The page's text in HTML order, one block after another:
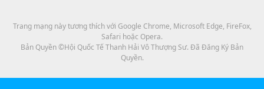
Thơ Nhạc Tình Yêu và Tâm Linh 2026-08-07 37Lượt Xem
Các Cuộc Đàm Phán Hòa Bình
Trang mạng này tương thích với Google Chrome, Microsoft Edge, FireFox,
Safari hoặc Opera.
Bản Quyền ©Hội Quốc Tế Thanh Hải Vô Thượng Sư. Đã Đăng Ký Bản
Quyền.